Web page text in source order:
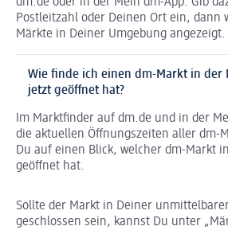
dm.de oder in der Mein dm-App. Gib
Postleitzahl oder Deinen Ort ein, dann
Märkte in Deiner Umgebung angezeigt.
Wie finde ich einen dm-Markt in der
jetzt geöffnet hat?
Im Marktfinder auf dm.de und in der
die aktuellen Öffnungszeiten aller dm-
Du auf einen Blick, welcher dm-Markt
geöffnet hat.
Sollte der Markt in Deiner
geschlossen sein, kannst Du unter